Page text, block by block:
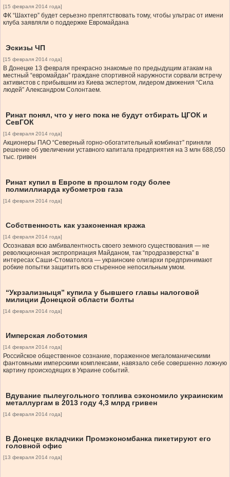
[15 февраля 2014 года]
ФК “Шахтер” будет серьезно препятствовать тому, чтобы ультрас от имени
клуба заявляли о поддержке Евромайдана
Эскизы ЧП
[15 февраля 2014 года]
В Донецке 13 февраля прекрасно знакомые по предыдущим атакам на
местный “евромайдан” граждане спортивной наружности сорвали встречу
активистов с прибывшим из Киева экспертом, лидером движения “Сила
людей” Александром Солонтаем.
Ринат понял, что у него пока не будут отбирать ЦГОК и
СевГОК
[14 февраля 2014 года]
Акционеры ПАО “Северный горно-обогатительный комбинат” приняли
решение об увеличении уставного капитала предприятия на 3 млн 688,050
тыс. гривен
Ринат купил в Европе в прошлом году более
полмиллиарда кубометров газа
[14 февраля 2014 года]
Cобственность как узаконенная кража
[14 февраля 2014 года]
Осознавая всю амбивалентность своего земного существования — не
революционная экспроприация Майданом, так “продразверстка” в
интересах Саши-Стоматолога — украинские олигархи предпринимают
робкие попытки защитить всю стыренное непосильным умом.
“Укрзализныця” купила у бывшего главы налоговой
милиции Донецкой области болты
[14 февраля 2014 года]
Имперская лоботомия
[14 февраля 2014 года]
Российское общественное сознание, пораженное мегаломаническими
фантомными имперскими комплексами, навязало себе совершенно ложную
картину происходящих в Украине событий.
Вдувание пылеугольного топлива сэкономило украинским
металлургам в 2013 году 4,3 млрд гривен
[14 февраля 2014 года]
В Донецке вкладчики Промэкономбанка пикетируют его
головной офис
[13 февраля 2014 года]